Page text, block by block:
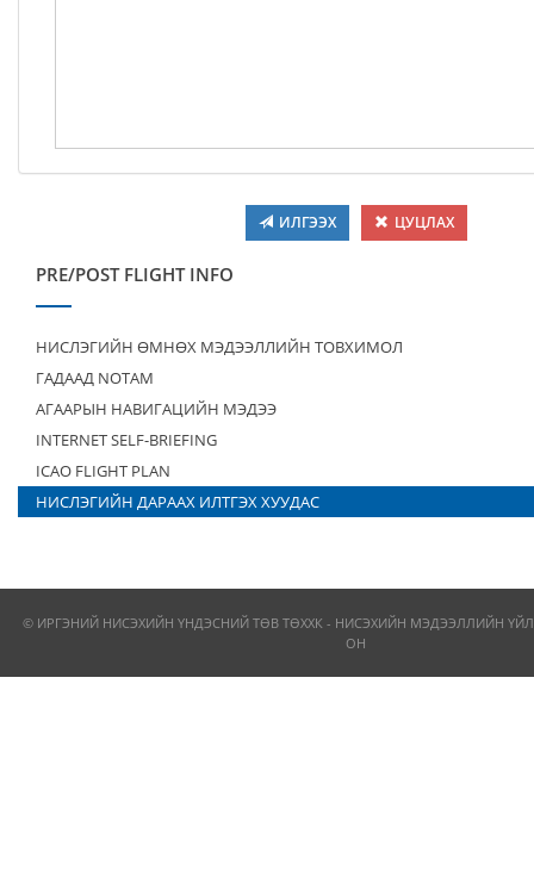
ИЛГЭЭХ ЦУЦЛАХ
PRE/POST FLIGHT INFO
НИСЛЭГИЙН ӨМНӨХ МЭДЭЭЛЛИЙН ТОВХИМОЛ
ГАДААД NOTAM
АГААРЫН НАВИГАЦИЙН МЭДЭЭ
INTERNET SELF-BRIEFING
ICAO FLIGHT PLAN
НИСЛЭГИЙН ДАРААХ ИЛТГЭХ ХУУДАС
© ИРГЭНИЙ НИСЭХИЙН ҮНДЭСНИЙ ТӨВ ТӨХХК - НИСЭХИЙН МЭДЭЭЛЛИЙН
ОН